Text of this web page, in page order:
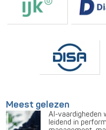
Meest gelezen
AI-vaardigheden
leidend in